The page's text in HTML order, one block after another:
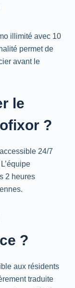
illimité avec 10
permet de
avant le
le
?
24/7
2 heures
?
aux résidents
traduite